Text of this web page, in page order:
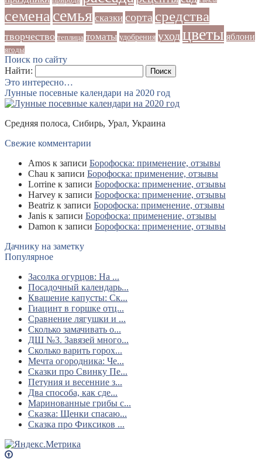
семена семья сказки сорта средства
творчество теплица томаты удобрения уходцветы яблони
ягоды
Поиск по сайту
Найти:
Это интересно…
Лунные посевные календари на 2020 год
Средняя полоса, Сибирь, Урал, Украина
Свежие комментарии
Amos к записи Борофоска: применение, отзывы
Chau к записи Борофоска: применение, отзывы
Lorrine к записи Борофоска: применение, отзывы
Harvey к записи Борофоска: применение, отзывы
Beatriz к записи Борофоска: применение, отзывы
Janis к записи Борофоска: применение, отзывы
Damon к записи Борофоска: применение, отзывы
Дачнику на заметку
Популярное
Засолка огурцов: На ...
Посадочный календарь...
Квашение капусты: Ск...
Гиацинт в горшке отц...
Сравнение лягушки и ...
Сколько замачивать о...
ДШ №3. Завязей много...
Сколько варить горох...
Мечта огородника: Че...
Сказки про Свинку Пе...
Петуния и весенние з...
Два способа, как сде...
Маринованные грибы с...
Сказка: Щенки спасаю...
Сказка про Фиксиков ...